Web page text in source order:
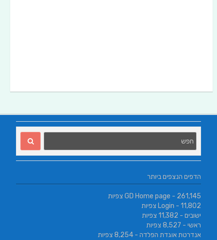
הדפים הנצפים ביותר
GD Home page - 261,145 צפיות
Login - 11,802 צפיות
ישובים - 11,382 צפיות
ראשי - 8,527 צפיות
אנדרטת אוגדת הפלדה - 8,254 צפיות